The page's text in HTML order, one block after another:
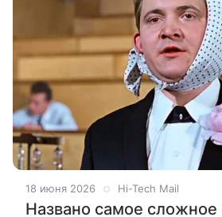
18 июня 2026 Hi-Tech Mail
Названо самое сложное